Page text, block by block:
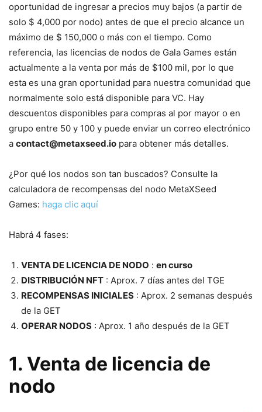
oportunidad de ingresar a precios muy bajos (a partir de
solo $ 4,000 por nodo) antes de que el precio alcance un
máximo de $ 150,000 o más con el tiempo. Como
referencia, las licencias de nodos de Gala Games están
actualmente a la venta por más de $100 mil, por lo que
esta es una gran oportunidad para nuestra comunidad que
normalmente solo está disponible para VC. Hay
descuentos disponibles para compras al por mayor o en
grupo entre 50 y 100 y puede enviar un correo electrónico
a contact@metaxseed.io para obtener más detalles.
¿Por qué los nodos son tan buscados? Consulte la
calculadora de recompensas del nodo MetaXSeed
Games: haga clic aquí
Habrá 4 fases:
VENTA DE LICENCIA DE NODO : en curso
DISTRIBUCIÓN NFT : Aprox. 7 días antes del TGE
RECOMPENSAS INICIALES : Aprox. 2 semanas después
de la GET
OPERAR NODOS : Aprox. 1 año después de la GET
1. Venta de licencia de
nodo